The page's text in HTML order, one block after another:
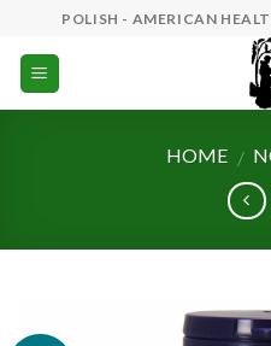
content
POLISH - AMERICAN
HOME /